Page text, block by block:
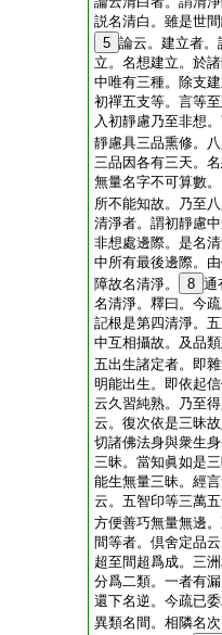
説名清白。雖是世
5 論云。建立者
立。名想建立。於
中唯有三種。除支
初禪五支等。言等
入初靜慮乃至非想
靜慮具三品熏修。
三品因各有三天。
無量名字不可算數
所不能知故。乃至
清淨者。謂初靜慮
非想處邊際。是名
中所有最後邊際。
障故名清淨。
8 通
名清淨。釋曰。今
記根是第四清淨。
中互相攝故。及品
五出生諸定者。即
明能出生。即依起
云久習純熟。乃至
云。復次依是三昧
切諸佛法身與衆生
三昧。當知眞如是
能生無量三昧。經
云。五智印等三萬
方便善巧無量無邊
間等者。倶舍定品
超至間超爲成。三
分爲二類。一者有
還下名逆。今疏已
異類名間。相隣名